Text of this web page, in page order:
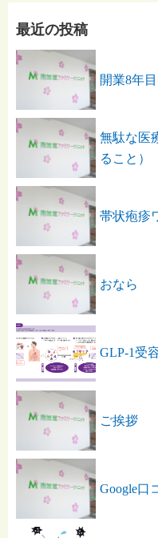
最近の投稿
開業8年
無駄な医
ること）
帯状疱疹
おなら
GLP-1受
ご挨拶
Google口